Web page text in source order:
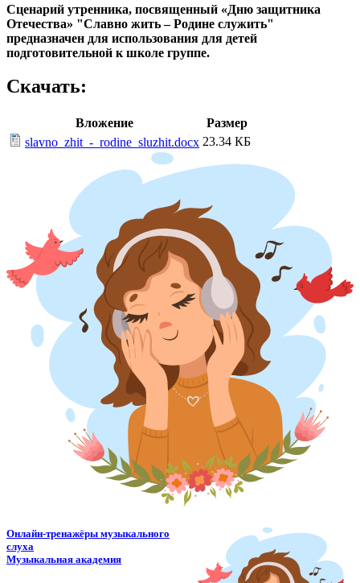
Сценарий утренника, посвященный «Дню защитника
Отечества» "Славно жить – Родине служить"
предназначен для использования для детей
подготовительной к школе группе.
Скачать:
Вложение
Размер
slavno_zhit_-_rodine_sluzhit.docx 23.34 КБ
Онлайн-тренажёры музыкального
слуха
Музыкальная академия